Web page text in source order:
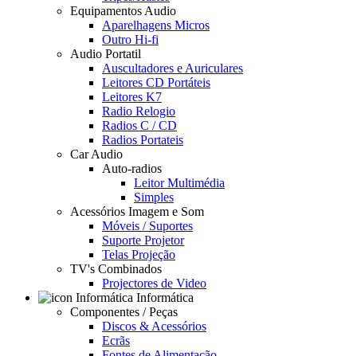
Equipamentos Audio
Aparelhagens Micros
Outro Hi-fi
Audio Portatil
Auscultadores e Auriculares
Leitores CD Portáteis
Leitores K7
Radio Relogio
Radios C / CD
Radios Portateis
Car Audio
Auto-radios
Leitor Multimédia
Simples
Acessórios Imagem e Som
Móveis / Suportes
Suporte Projetor
Telas Projeção
TV's Combinados
Projectores de Video
Informática
Componentes / Peças
Discos & Acessórios
Ecrãs